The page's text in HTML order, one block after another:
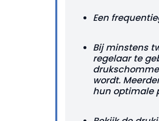
Een
Bij minstens
regelaar te
wordt.
hun optimale